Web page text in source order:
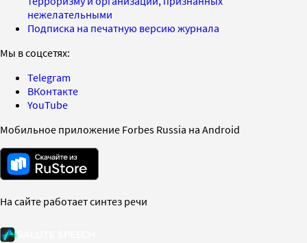
нежелательными
Подписка на печатную версию журнала
Мы в соцсетях:
Telegram
ВКонтакте
YouTube
Мобильное приложение Forbes Russia на Android
На сайте работает синтез речи